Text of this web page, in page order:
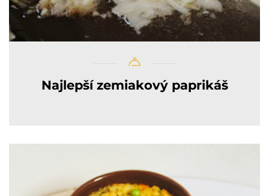
Najlepší zemiakový paprikáš